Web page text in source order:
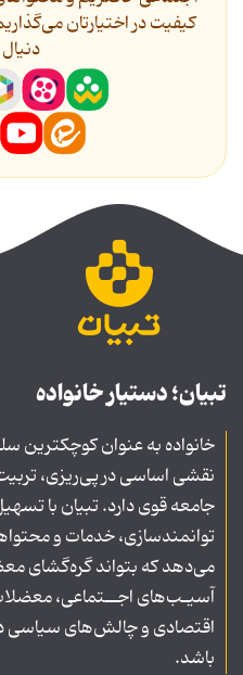
کیفیت در اختیارتان
تبیان؛ دستیار خانواده
خانواده به عنوان کوچکترین
نقشی اساسی در پی‌ریزی،
جامعه قوی دارد. تبیان با
توانمندسازی، خدمات و
می‌دهد که بتواند گره‌گشای
آسیـب‌های اجــتماعی،
اقتصادی و چالش‌های سیاسی
باشد.